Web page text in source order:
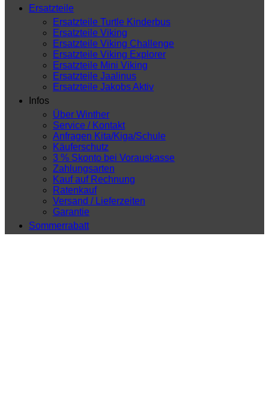
Ersatzteile
Ersatzteile Turtle Kinderbus
Ersatzteile Viking
Ersatzteile Viking Challenge
Ersatzteile Viking Explorer
Ersatzteile Mini Viking
Ersatzteile Jaalinus
Ersatzteile Jakobs Aktiv
Infos
Über Winther
Service / Kontakt
Anfragen Kita/Kiga/Schule
Käuferschutz
3 % Skonto bei Vorauskasse
Zahlungsarten
Kauf auf Rechnung
Ratenkauf
Versand / Lieferzeiten
Garantie
Sommerrabatt